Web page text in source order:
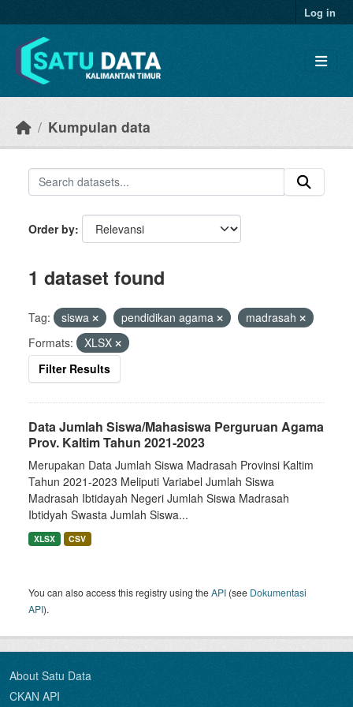
Log in
Kumpulan data
Order by
1 dataset found
Tag: siswa pendidikan agama
madrasah
Formats:
XLSX
Filter Results
Data Jumlah Siswa/Mahasiswa Perguruan Agama
Prov. Kaltim Tahun 2021-2023
Merupakan Data Jumlah Siswa Madrasah Provinsi Kaltim
Tahun 2021-2023 Meliputi Variabel Jumlah Siswa
Madrasah Ibtidayah Negeri Jumlah Siswa Madrasah
Ibtidyah Swasta Jumlah Siswa...
XLSX CSV
You can also access this registry using theAPI (see Dokumentasi
API).
About Satu Data
CKAN API